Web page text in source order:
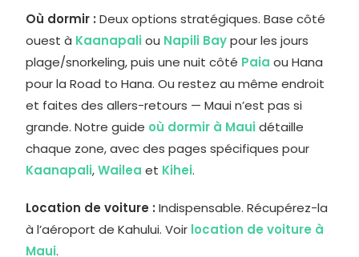
Où dormir : Deux options stratégiques. Base côté
ouest à Kaanapaliou Napili Baypour les jours
plage/snorkeling, puis une nuit côté Paia ou Hana
pour la Road to Hana. Ou restez au même endroit
et faites des allers-retours — Maui n’est pas si
grande. Notre guide où dormir à Mauidétaille
chaque zone, avec des pages spécifiques pour
Kaanapali,Wailea et Kihei.
Location de voiture : Indispensable. Récupérez-la
à l’aéroport de Kahului. Voir location de voiture à
Maui.